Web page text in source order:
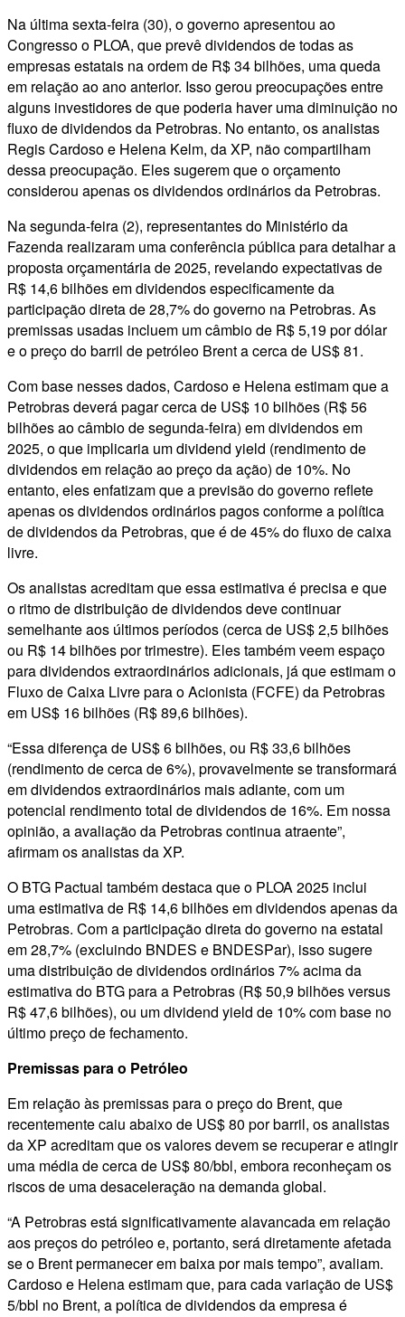
Na última sexta-feira (30), o governo apresentou ao
Congresso o PLOA, que prevê dividendos de todas as
empresas estatais na ordem de R$ 34 bilhões, uma queda
em relação ao ano anterior. Isso gerou preocupações entre
alguns investidores de que poderia haver uma diminuição no
fluxo de dividendos da Petrobras. No entanto, os analistas
Regis Cardoso e Helena Kelm, da XP, não compartilham
dessa preocupação. Eles sugerem que o orçamento
considerou apenas os dividendos ordinários da Petrobras.
Na segunda-feira (2), representantes do Ministério da
Fazenda realizaram uma conferência pública para detalhar a
proposta orçamentária de 2025, revelando expectativas de
R$ 14,6 bilhões em dividendos especificamente da
participação direta de 28,7% do governo na Petrobras. As
premissas usadas incluem um câmbio de R$ 5,19 por dólar
e o preço do barril de petróleo Brent a cerca de US$ 81.
Com base nesses dados, Cardoso e Helena estimam que a
Petrobras deverá pagar cerca de US$ 10 bilhões (R$ 56
bilhões ao câmbio de segunda-feira) em dividendos em
2025, o que implicaria um dividend yield (rendimento de
dividendos em relação ao preço da ação) de 10%. No
entanto, eles enfatizam que a previsão do governo reflete
apenas os dividendos ordinários pagos conforme a política
de dividendos da Petrobras, que é de 45% do fluxo de caixa
livre.
Os analistas acreditam que essa estimativa é precisa e que
o ritmo de distribuição de dividendos deve continuar
semelhante aos últimos períodos (cerca de US$ 2,5 bilhões
ou R$ 14 bilhões por trimestre). Eles também veem espaço
para dividendos extraordinários adicionais, já que estimam o
Fluxo de Caixa Livre para o Acionista (FCFE) da Petrobras
em US$ 16 bilhões (R$ 89,6 bilhões).
“Essa diferença de US$ 6 bilhões, ou R$ 33,6 bilhões
(rendimento de cerca de 6%), provavelmente se transformará
em dividendos extraordinários mais adiante, com um
potencial rendimento total de dividendos de 16%. Em nossa
opinião, a avaliação da Petrobras continua atraente”,
afirmam os analistas da XP.
O BTG Pactual também destaca que o PLOA 2025 inclui
uma estimativa de R$ 14,6 bilhões em dividendos apenas da
Petrobras. Com a participação direta do governo na estatal
em 28,7% (excluindo BNDES e BNDESPar), isso sugere
uma distribuição de dividendos ordinários 7% acima da
estimativa do BTG para a Petrobras (R$ 50,9 bilhões versus
R$ 47,6 bilhões), ou um dividend yield de 10% com base no
último preço de fechamento.
Premissas para o Petróleo
Em relação às premissas para o preço do Brent, que
recentemente caiu abaixo de US$ 80 por barril, os analistas
da XP acreditam que os valores devem se recuperar e atingir
uma média de cerca de US$ 80/bbl, embora reconheçam os
riscos de uma desaceleração na demanda global.
“A Petrobras está significativamente alavancada em relação
aos preços do petróleo e, portanto, será diretamente afetada
se o Brent permanecer em baixa por mais tempo”, avaliam.
Cardoso e Helena estimam que, para cada variação de US$
5/bbl no Brent, a política de dividendos da empresa é